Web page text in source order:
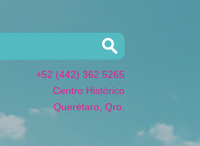
+52 (442) 362 5265
Centro Histórico
Querétaro, Qro.